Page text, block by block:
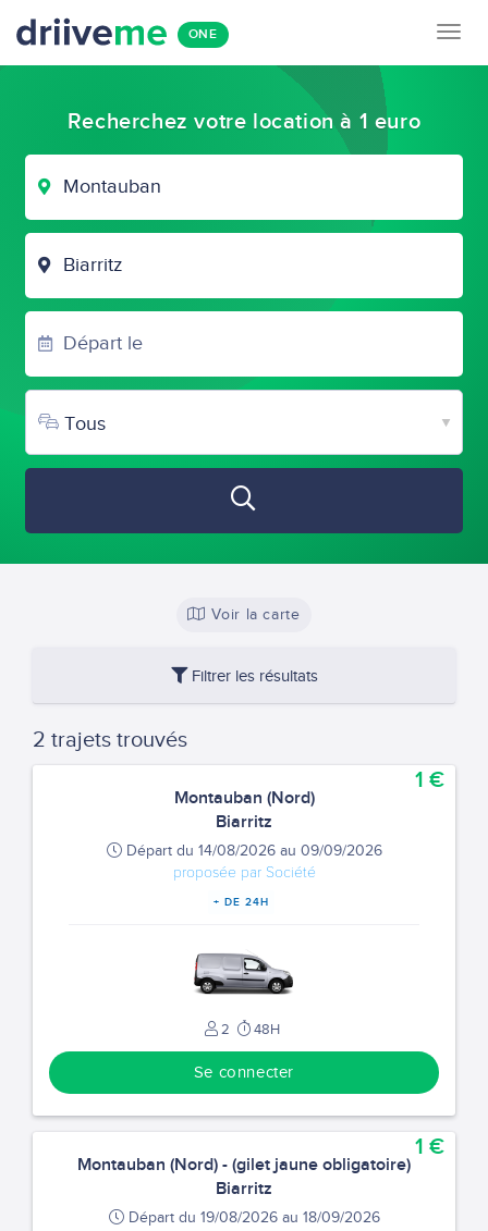
ONE
Recherchez votre location à 1 euro
Voir la carte
Filtrer les résultats
2 trajets trouvés
Montauban (Nord)
Biarritz
Départ du 14/08/2026 au 09/09/2026
proposée par Société
+ DE 24H
2 48H
1 €
Se connecter
Montauban (Nord) - (gilet jaune obligatoire)
Biarritz
Départ du 19/08/2026 au 18/09/2026
1 €